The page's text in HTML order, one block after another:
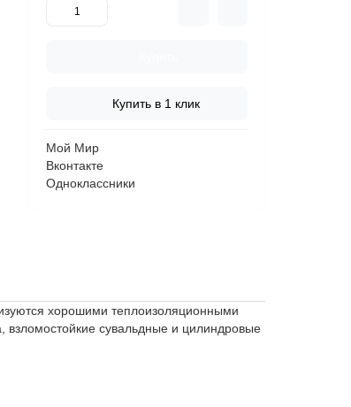
Купить в 1 клик
Мой Мир
Вконтакте
Одноклассники
хорошими теплоизоляционными
взломостойкие сувальдные и цилиндровые